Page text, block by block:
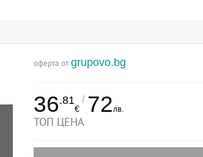
оферта от grupovo.bg
36.81
€
/ 72лв.
ТОП ЦЕНА